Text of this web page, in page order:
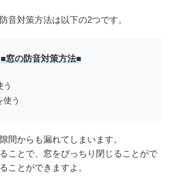
音対策方法は以下の2つです。
■窓の防音対策方法■
う
使う
間からも漏れてしまいます。
ことで、窓をぴっちり閉じることがで
ことができますよ。